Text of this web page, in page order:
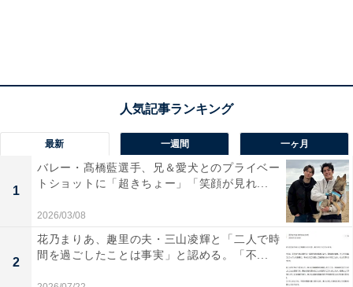
最新 一週間 一ヶ月
1
バレー・髙橋藍選手、兄＆愛犬とのプライベー
トショットに「超きちょー」「笑顔が見れ...
2026/03/08
2
花乃まりあ、趣里の夫・三山凌輝と「二人で時
間を過ごしたことは事実」と認める。「不...